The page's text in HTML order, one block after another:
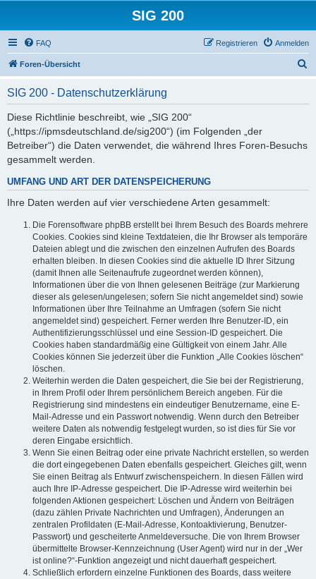
SIG 200
FAQ Anmelden
Registrieren
Foren-Übersicht
SIG 200 - Datenschutzerklärung
Diese Richtlinie beschreibt, wie „SIG 200“
(„https://ipmsdeutschland.de/sig200“) (im Folgenden „der
Betreiber“) die Daten verwendet, die während Ihres Foren-Besuchs
gesammelt werden.
UMFANG UND ART DER DATENSPEICHERUNG
Ihre Daten werden auf vier verschiedene Arten gesammelt:
Die Forensoftware phpBB erstellt bei Ihrem Besuch des Boards mehrere
Cookies. Cookies sind kleine Textdateien, die Ihr Browser als temporäre
Dateien ablegt und die zwischen den einzelnen Aufrufen des Boards
erhalten bleiben. In diesen Cookies sind die aktuelle ID Ihrer Sitzung
(damit Ihnen alle Seitenaufrufe zugeordnet werden können),
Informationen über die von Ihnen gelesenen Beiträge (zur Markierung
dieser als gelesen/ungelesen; sofern Sie nicht angemeldet sind) sowie
Informationen über Ihre Teilnahme an Umfragen (sofern Sie nicht
angemeldet sind) gespeichert. Ferner werden Ihre Benutzer-ID, ein
Authentifizierungsschlüssel und eine Session-ID gespeichert. Die
Cookies haben standardmäßig eine Gültigkeit von einem Jahr. Alle
Cookies können Sie jederzeit über die Funktion „Alle Cookies löschen“
löschen.
Weiterhin werden die Daten gespeichert, die Sie bei der Registrierung,
in Ihrem Profil oder Ihrem persönlichem Bereich angeben. Für die
Registrierung sind mindestens ein eindeutiger Benutzername, eine E-
Mail-Adresse und ein Passwort notwendig. Wenn durch den Betreiber
weitere Daten als notwendig festgelegt wurden, so ist dies für Sie vor
deren Eingabe ersichtlich.
Wenn Sie einen Beitrag oder eine private Nachricht erstellen, so werden
die dort eingegebenen Daten ebenfalls gespeichert. Gleiches gilt, wenn
Sie einen Beitrag als Entwurf zwischenspeichern. In diesen Fällen wird
auch Ihre IP-Adresse gespeichert. Die IP-Adresse wird weiterhin bei
folgenden Aktionen gespeichert: Löschen und Ändern von Beiträgen
(dazu zählen Private Nachrichten und Umfragen), Änderungen an
zentralen Profildaten (E-Mail-Adresse, Kontoaktivierung, Benutzer-
Passwort) und gescheiterte Anmeldeversuche. Die von Ihrem Browser
übermittelte Browser-Kennzeichnung (User Agent) wird nur in der „Wer
ist online?“-Funktion angezeigt und nicht dauerhaft gespeichert.
Schließlich erfordern einzelne Funktionen des Boards, dass weitere